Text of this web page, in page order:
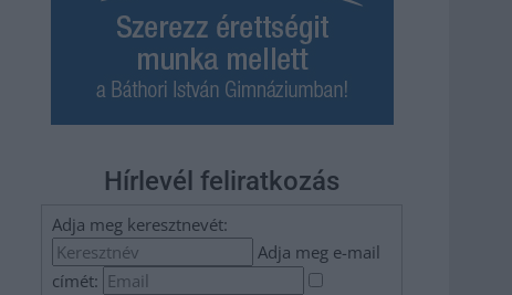
Hírlevél feliratkozás
Adja meg keresztnevét:
Adja meg e-mail
címét: